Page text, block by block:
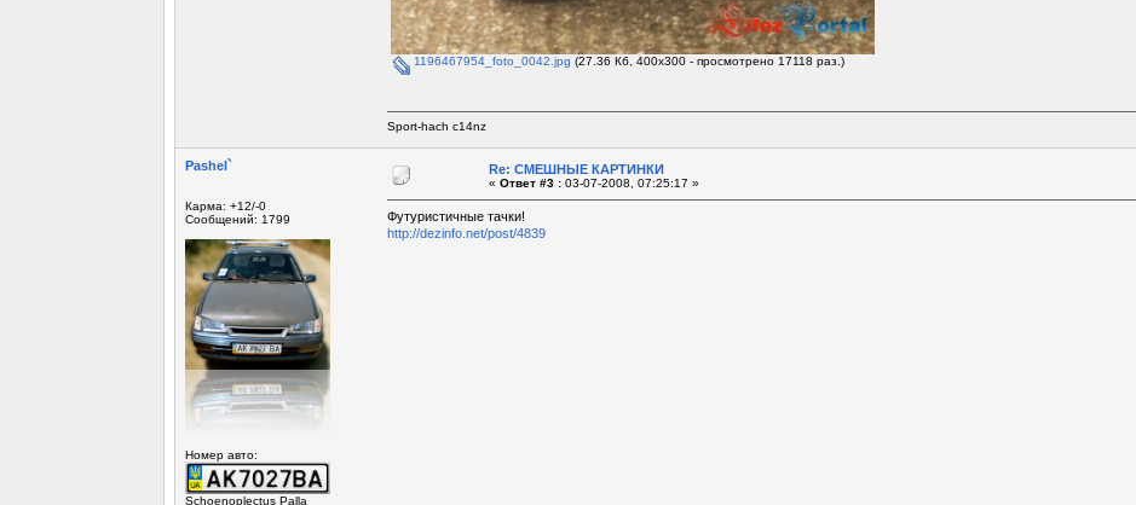
1196467954_foto_0042.jpg (27.36 Кб, 400x300 - просмотрено 17118 раз.)
Sport-hach c14nz
Pashel`
Карма: +12/-0
Сообщений: 1799
Номер авто:
Schoenoplectus Palla
Re: СМЕШНЫЕ КАРТИНКИ
« Ответ #3 :03-07-2008, 07:25:17 »
Футуристичные тачки!
http://dezinfo.net/post/4839